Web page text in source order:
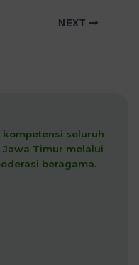
NEXT
seluruh
Timur melalui
beragama.